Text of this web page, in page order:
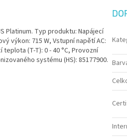
Platinum. Typ produktu: Napájecí
výkon: 715 W, Vstupní napětí AC:
teplota (T-T): 0 - 40 °C, Provozní
systému (HS): 85177900.